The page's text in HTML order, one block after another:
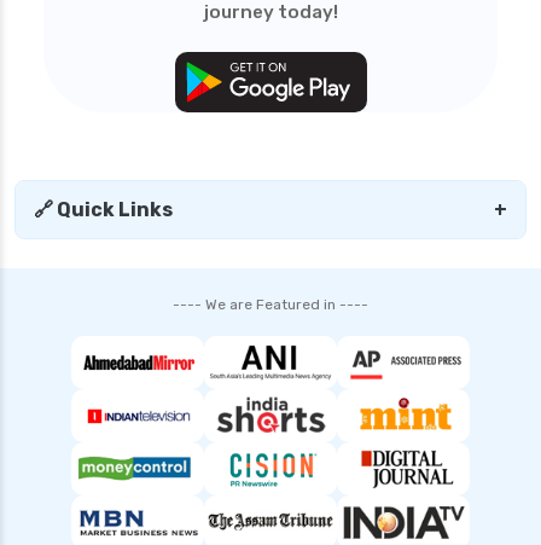
journey today!
🔗 Quick Links +
---- We are Featured in ----